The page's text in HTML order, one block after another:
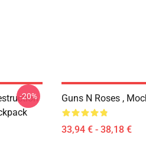
-20% Guns N Roses ,
33,94 € - 38,18 €